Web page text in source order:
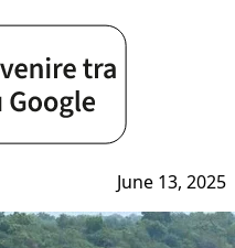
June 13, 2025